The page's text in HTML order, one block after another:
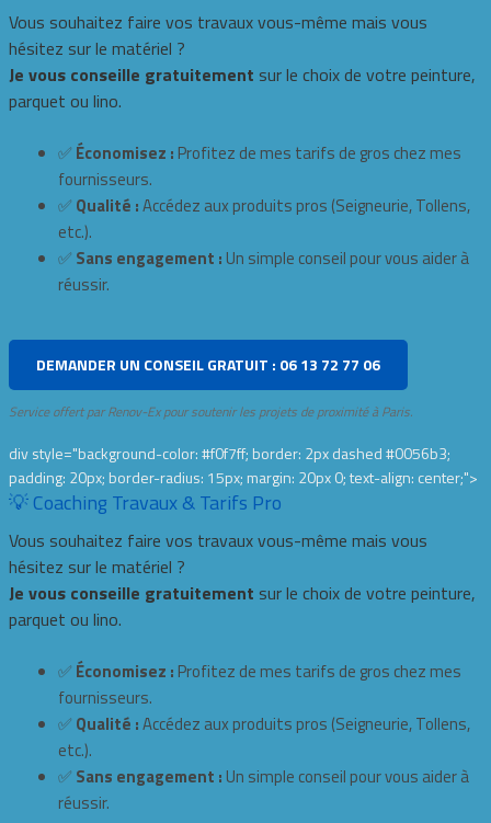
Vous souhaitez faire vos travaux vous-même mais vous
hésitez sur le matériel ?
Je vous conseille gratuitement sur le choix de votre peinture,
parquet ou lino.
✅ Économisez : Profitez de mes tarifs de gros chez mes
fournisseurs.
✅ Qualité :Accédez aux produits pros (Seigneurie, Tollens,
etc.).
✅ Sans engagement : Un simple conseil pour vous aider à
réussir.
DEMANDER UN CONSEIL GRATUIT : 06 13 72 77 06
Service offert par Renov-Ex pour soutenir les projets de proximité à Paris.
div style="background-color: #f0f7ff; border: 2px dashed #0056b3;
padding: 20px; border-radius: 15px; margin: 20px 0; text-align: center;">
💡 Coaching Travaux & Tarifs Pro
Vous souhaitez faire vos travaux vous-même mais vous
hésitez sur le matériel ?
Je vous conseille gratuitement sur le choix de votre peinture,
parquet ou lino.
✅ Économisez : Profitez de mes tarifs de gros chez mes
fournisseurs.
✅ Qualité :Accédez aux produits pros (Seigneurie, Tollens,
etc.).
✅ Sans engagement : Un simple conseil pour vous aider à
réussir.